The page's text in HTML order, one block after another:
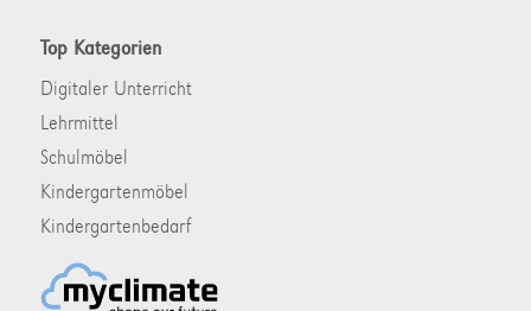
Top Kategorien
Digitaler Unterricht
Lehrmittel
Schulmöbel
Kindergartenmöbel
Kindergartenbedarf